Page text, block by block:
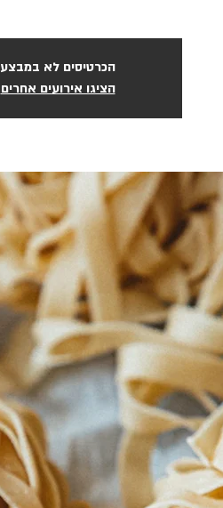
הכרטיסים לא במבצע
הציגו אירועים אחרים